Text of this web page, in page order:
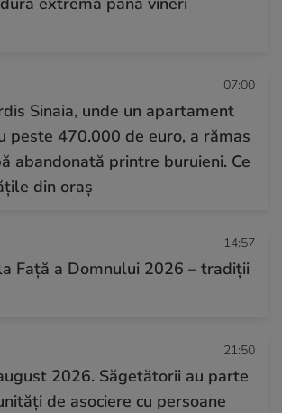
07:00
Sinaia, unde un apartament
peste 470.000 de euro, a rămas
abandonată printre buruieni. Ce
din oraș
14:57
Față a Domnului 2026 – tradiții
21:50
2026. Săgetătorii au parte
de asociere cu persoane